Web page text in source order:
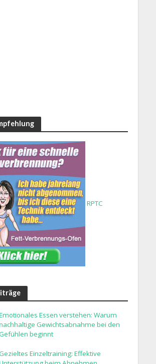
RPTC
Essen verstehen: Warum
Gewichtsabnahme bei den
beginnt
Einzeltraining: Effektive